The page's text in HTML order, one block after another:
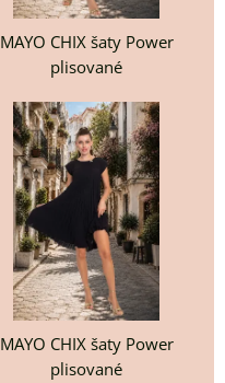
MAYO CHIX šaty Power
plisované
MAYO CHIX šaty Power
plisované